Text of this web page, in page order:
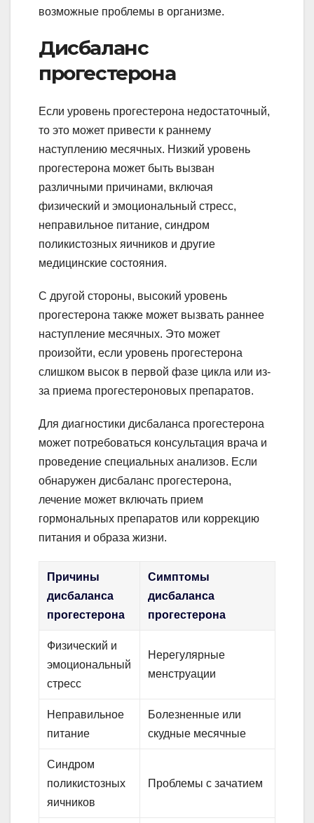
возможные проблемы в организме.
Дисбаланс
прогестерона
Если уровень прогестерона недостаточный,
то это может привести к раннему
наступлению месячных. Низкий уровень
прогестерона может быть вызван
различными причинами, включая
физический и эмоциональный стресс,
неправильное питание, синдром
поликистозных яичников и другие
медицинские состояния.
С другой стороны, высокий уровень
прогестерона также может вызвать раннее
наступление месячных. Это может
произойти, если уровень прогестерона
слишком высок в первой фазе цикла или из-
за приема прогестероновых препаратов.
Для диагностики дисбаланса прогестерона
может потребоваться консультация врача и
проведение специальных анализов. Если
обнаружен дисбаланс прогестерона,
лечение может включать прием
гормональных препаратов или коррекцию
питания и образа жизни.
Причины
дисбаланса
прогестерона
Симптомы
дисбаланса
прогестерона
Физический и
эмоциональный
стресс
Нерегулярные
менструации
Неправильное
питание
Болезненные или
скудные месячные
Синдром
поликистозных
яичников
Проблемы с зачатием